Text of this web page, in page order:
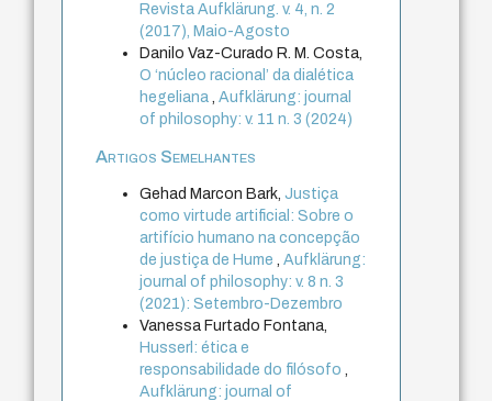
Revista Aufklärung. v. 4, n. 2
(2017), Maio-Agosto
Danilo Vaz-Curado R. M. Costa,
O ‘núcleo racional’ da dialética
hegeliana,Aufklärung: journal
of philosophy: v. 11 n. 3 (2024)
Artigos Semelhantes
Gehad Marcon Bark,Justiça
como virtude artificial: Sobre o
artifício humano na concepção
de justiça de Hume,Aufklärung:
journal of philosophy: v. 8 n. 3
(2021): Setembro-Dezembro
Vanessa Furtado Fontana,
Husserl: ética e
responsabilidade do filósofo,
Aufklärung: journal of